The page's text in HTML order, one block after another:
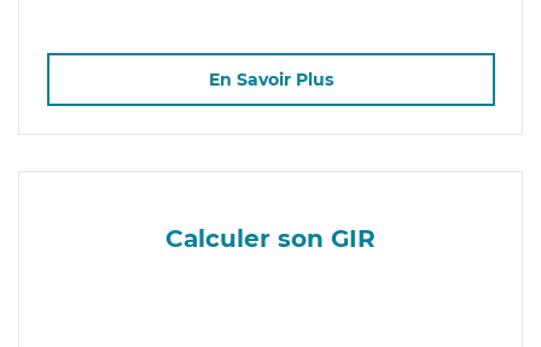
En Savoir Plus
Calculer son GIR